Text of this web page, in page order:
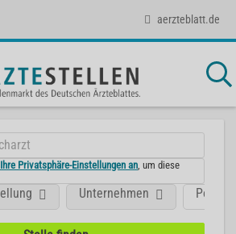
aerzteblatt.de
Privatsphäre-Einstellungen an , um diese
Unternehmen